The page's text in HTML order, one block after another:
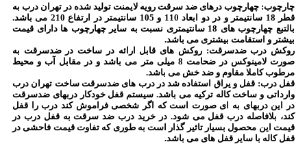
چارچوب: چهارچوب درهای ضد سرقت رویه لایمنت تولید شده در تهران درب به
قطر 18 سانتیمتر و در دو ابعاد 110 و 105 سانتیمتر در ارتفاع 210 می باشد.
بالتبع چهارچوب های 18 سانتیمتری نسبت به سایر چهارچوب ها دارای قیمت
بیشتر و استقامت بیشتری می باشد.
روکش درب ضدسرقت: روکش های قابل ارائه در ساخت در ضدسرقت به
صورت لامینوکس در ضحامت 8 میلی متر می باشد و در مقابل آب و محیط
مرطوب کاملا مقاوم و ضد خش می باشد.
قفل درب: قفل و یراق استفاده شد در درب های ضدسرقت ساخت تهران درب
وارداتی و ساخت کاله ترکیه می باشد. سیستم قفل خودکار دربهای ضدسرقت
در این دربهای به ای صورت است که اگر شخصی فراموش کند درب را قفل
کند، بلافاصله درب قفل می شود. در خرید درب ضد سرقت به قفل درب در
قیمت این محصول بسیار تاثیر گذار است به طوری که تفاوت قیمت فاحشی در
قفل کاله با سایر قفل های می باشد.